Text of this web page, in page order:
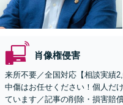
肖像権侵害
来所不要／全国対応【相談実績
中傷はお任せください！個人だ
ています／記事の削除・損害賠